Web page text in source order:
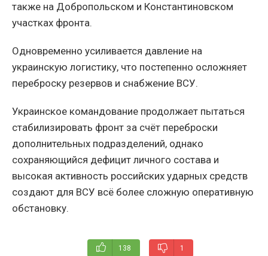
также на Добропольском и Константиновском
участках фронта.
Одновременно усиливается давление на
украинскую логистику, что постепенно осложняет
переброску резервов и снабжение ВСУ.
Украинское командование продолжает пытаться
стабилизировать фронт за счёт переброски
дополнительных подразделений, однако
сохраняющийся дефицит личного состава и
высокая активность российских ударных средств
создают для ВСУ всё более сложную оперативную
обстановку.
138 1